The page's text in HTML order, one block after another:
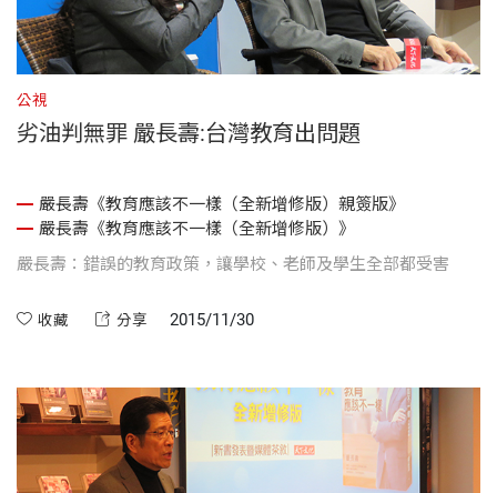
公視
劣油判無罪 嚴長壽:台灣教育出問題
嚴長壽《教育應該不一樣（全新增修版）親簽版》
嚴長壽《教育應該不一樣（全新增修版）》
嚴長壽：錯誤的教育政策，讓學校、老師及學生全部都受害
收藏 分享 2015/11/30